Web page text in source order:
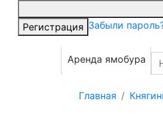
Регистрация Забыли
Аренда ямобура
Главная